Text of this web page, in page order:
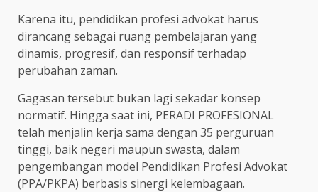
Karena itu, pendidikan profesi advokat harus
dirancang sebagai ruang pembelajaran yang
dinamis, progresif, dan responsif terhadap
perubahan zaman.
Gagasan tersebut bukan lagi sekadar konsep
normatif. Hingga saat ini, PERADI PROFESIONAL
telah menjalin kerja sama dengan 35 perguruan
tinggi, baik negeri maupun swasta, dalam
pengembangan model Pendidikan Profesi Advokat
(PPA/PKPA) berbasis sinergi kelembagaan.